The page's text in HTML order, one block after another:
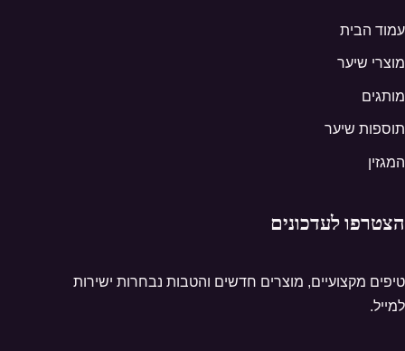
עמוד הבית
מוצרי שיער
מותגים
תוספות שיער
המגזין
הצטרפו לעדכונים
טיפים מקצועיים, מוצרים חדשים והטבות נבחרות ישירות
למייל.